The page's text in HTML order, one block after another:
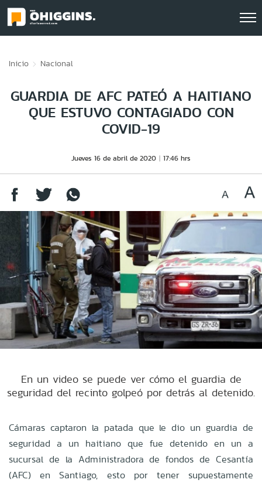
Inicio Nacional
GUARDIA DE AFC PATEÓ A HAITIANO
QUE ESTUVO CONTAGIADO CON
COVID-19
Jueves 16 de abril de 2020 17:46 hrs
En un video se puede ver cómo el guardia de
seguridad del recinto golpeó por detrás al detenido.
Cámaras captaron la patada que le dio un guardia de
seguridad a un haitiano que fue detenido en un a
sucursal de la Administradora de fondos de Cesantía
(AFC) en Santiago, esto por tener supuestamente